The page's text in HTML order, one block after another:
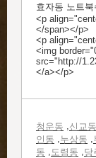
효자동 노트
<p
</span></p>
<p
<img
src=" http://
</a></p>​
청운동 ,신교동
인동 ,누상동 ,
동 ,도렴동 ,당